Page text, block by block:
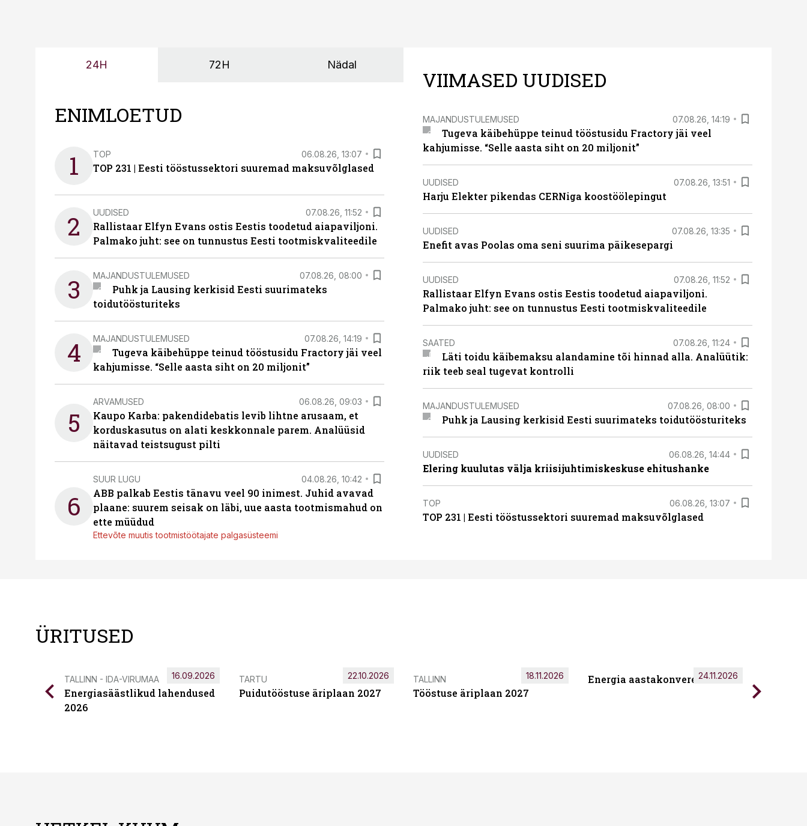
24H 72H Nädal
ENIMLOETUD
1 TOP 06.08.26, 13:07
TOP 231 | Eesti tööstussektori suuremad maksuvõlglased
2 UUDISED 07.08.26, 11:52
Rallistaar Elfyn Evans ostis Eestis toodetud aiapaviljoni.
Palmako juht: see on tunnustus Eesti tootmiskvaliteedile
3 MAJANDUSTULEMUSED 07.08.26, 08:00
Puhk ja Lausing kerkisid Eesti suurimateks
toidutöösturiteks
4 MAJANDUSTULEMUSED 07.08.26, 14:19
Tugeva käibehüppe teinud tööstusidu Fractory jäi veel
kahjumisse. “Selle aasta siht on 20 miljonit”
5
ARVAMUSED 06.08.26, 09:03
Kaupo Karba: pakendidebatis levib lihtne arusaam, et
korduskasutus on alati keskkonnale parem. Analüüsid
näitavad teistsugust pilti
6
SUUR LUGU 04.08.26, 10:42
ABB palkab Eestis tänavu veel 90 inimest. Juhid avavad
plaane: suurem seisak on läbi, uue aasta tootmismahud on
ette müüdud
Ettevõte muutis tootmistöötajate palgasüsteemi
VIIMASED UUDISED
MAJANDUSTULEMUSED 07.08.26, 14:19
Tugeva käibehüppe teinud tööstusidu Fractory jäi veel
kahjumisse. “Selle aasta siht on 20 miljonit”
UUDISED 07.08.26, 13:51
Harju Elekter pikendas CERNiga koostöölepingut
UUDISED 07.08.26, 13:35
Enefit avas Poolas oma seni suurima päikesepargi
UUDISED 07.08.26, 11:52
Rallistaar Elfyn Evans ostis Eestis toodetud aiapaviljoni.
Palmako juht: see on tunnustus Eesti tootmiskvaliteedile
SAATED 07.08.26, 11:24
Läti toidu käibemaksu alandamine tõi hinnad alla. Analüütik:
riik teeb seal tugevat kontrolli
MAJANDUSTULEMUSED 07.08.26, 08:00
Puhk ja Lausing kerkisid Eesti suurimateks toidutöösturiteks
UUDISED 06.08.26, 14:44
Elering kuulutas välja kriisijuhtimiskeskuse ehitushanke
TOP 06.08.26, 13:07
TOP 231 | Eesti tööstussektori suuremad maksuvõlglased
ÜRITUSED
TALLINN - IDA-VIRUMAA
Energiasäästlikud lahendused
2026
16.09.2026 TARTU
Puidutööstuse äriplaan 2027
22.10.2026 TALLINN
Tööstuse äriplaan 2027
18.11.2026 Energia aastakonverents 2026
24.11.2026